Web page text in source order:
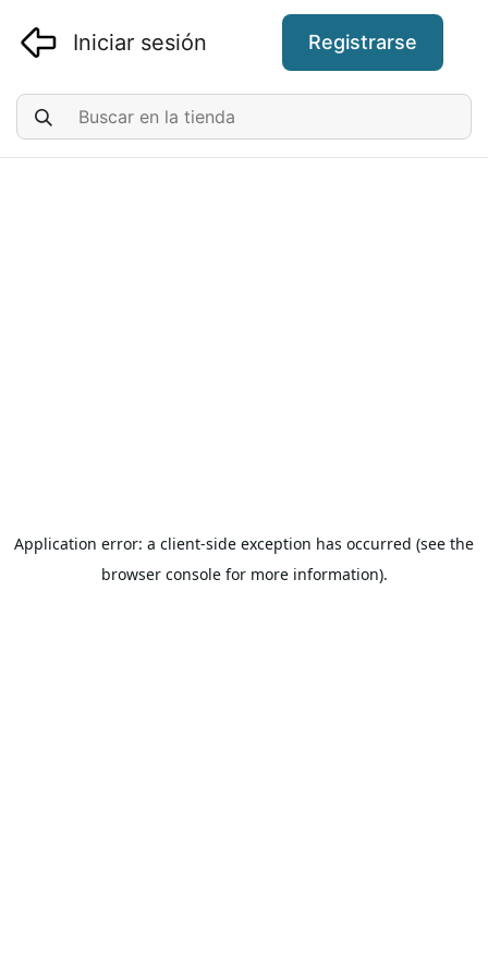
Iniciar sesión Registrarse